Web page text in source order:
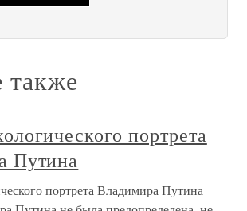
также
портрета
Путина
портрета Владимира Путина